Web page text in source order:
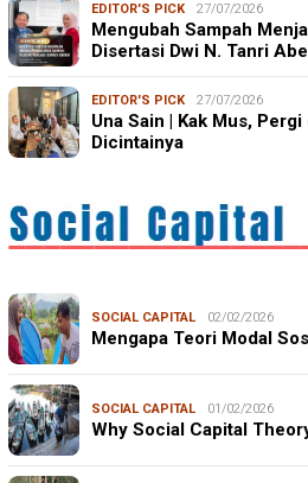
EDITOR'S PICK 27/07/2026
Mengubah Sampah
Disertasi Dwi N. Tanri
EDITOR'S PICK 27/07/2026
Una Sain | Kak Mus,
Dicintainya
SOCIAL CAPITAL 02/02/2026
Mengapa Teori Modal
SOCIAL CAPITAL 01/02/2026
Why Social Capital